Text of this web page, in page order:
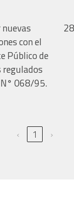
con el
Público de
regulados
N° 068/95.
‹
1 ›